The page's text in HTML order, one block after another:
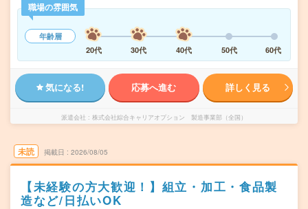
職場の雰囲気
年齢層
20代
30代 40代 50代 60代
気になる! 応募へ進む 詳しく見る
派遣会社 株式会社綜合キャリアオプション 製造事業部（全国）
未読 掲載日 2026/08/05
【未経験の方大歓迎！】組立・加工・食品製
造など/日払いOK